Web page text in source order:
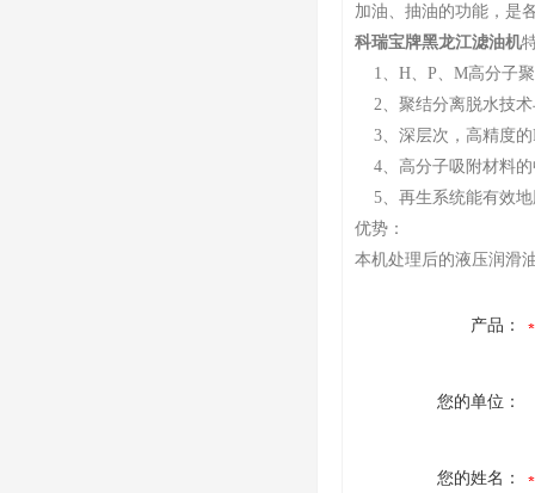
加油、抽油的功能，是
科瑞宝牌黑龙江滤油机
1、H、P、M高分子
2、聚结分离脱水技术
3、深层次，高精度的
4、高分子吸附材料的
5、再生系统能有效地
优势：
本机处理后的液压润滑
产品：
您的单位：
您的姓名：